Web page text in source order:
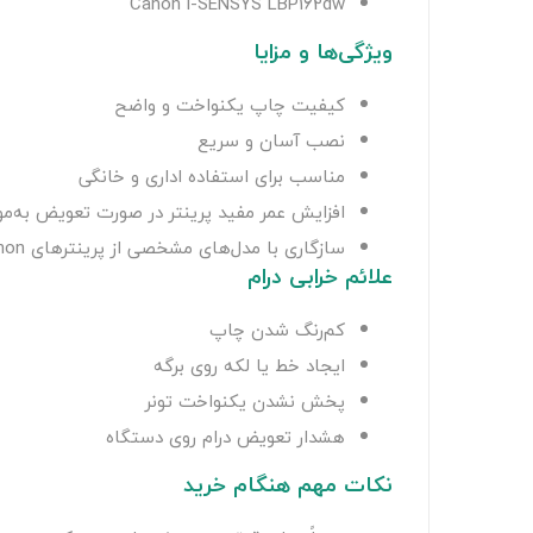
ویژگی‌ها و مزایا
کیفیت چاپ یکنواخت و واضح
نصب آسان و سریع
مناسب برای استفاده اداری و خانگی
افزایش عمر مفید پرینتر در صورت تعویض
سازگاری با مدل‌های مشخصی از پرینترهای canon
علائم خرابی درام
کم‌رنگ شدن چاپ
ایجاد خط یا لکه روی برگه
پخش نشدن یکنواخت تونر
هشدار تعویض درام روی دستگاه
نکات مهم هنگام خرید